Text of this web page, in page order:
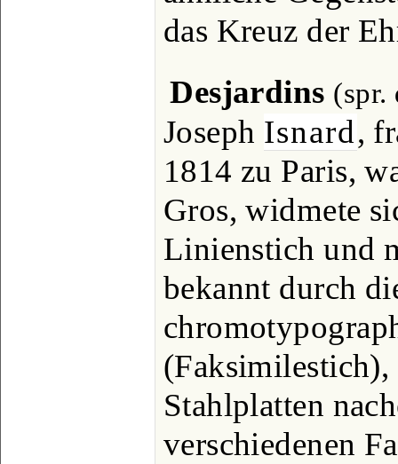
das Kreuz der
Desjardins (spr.
Joseph Isnard,
1814 zu Paris,
Gros, widmete
Linienstich und
bekannt durch
Stahlplatten
verschiedenen